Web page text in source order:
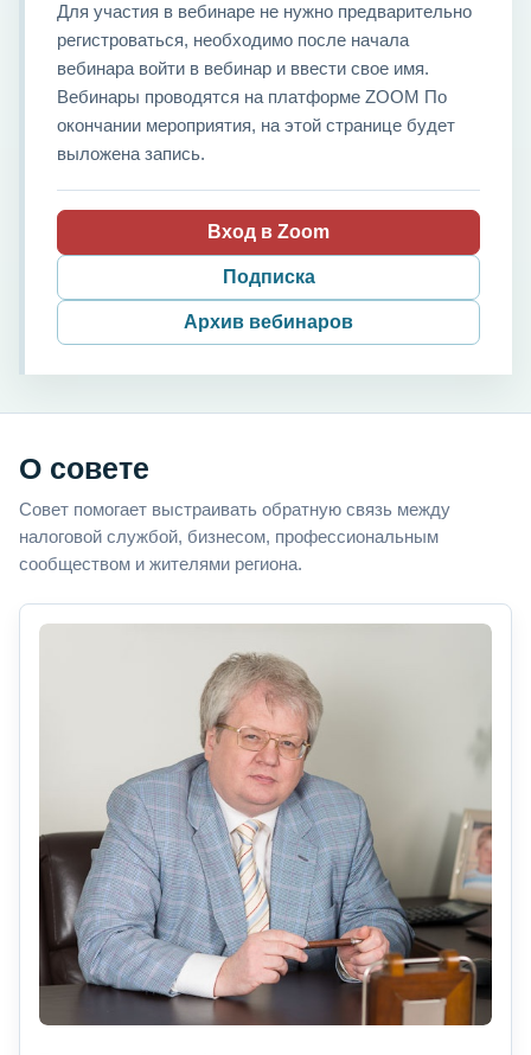
Для участия в вебинаре не нужно предварительно
регистроваться, необходимо после начала
вебинара войти в вебинар и ввести свое имя.
Вебинары проводятся на платформе ZOOM По
окончании мероприятия, на этой странице будет
выложена запись.
Вход в Zoom
Подписка
Архив вебинаров
О совете
Совет помогает выстраивать обратную связь между
налоговой службой, бизнесом, профессиональным
сообществом и жителями региона.